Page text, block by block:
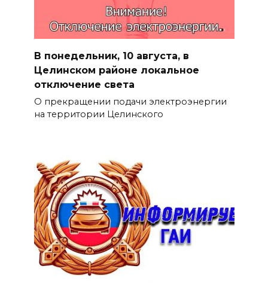
В понедельник, 10 августа, в
Целинском районе локальное
отключение света
О прекращении подачи электроэнергии
на территории Целинского